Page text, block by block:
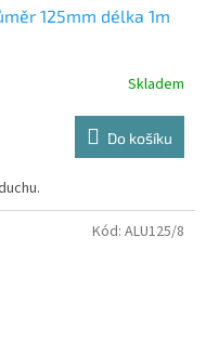
125mm délka 1m
Skladem
Do košíku
Kód: ALU125/8